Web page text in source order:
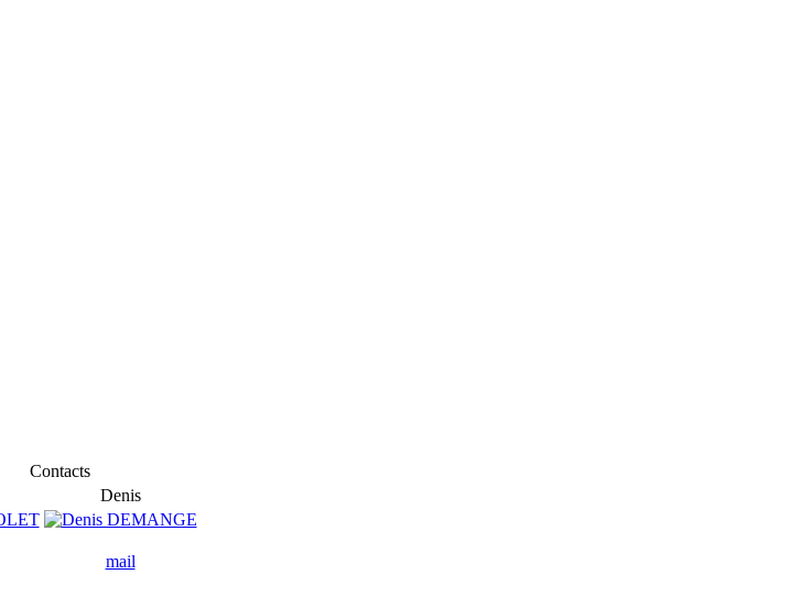
Contacts
Denis
mail